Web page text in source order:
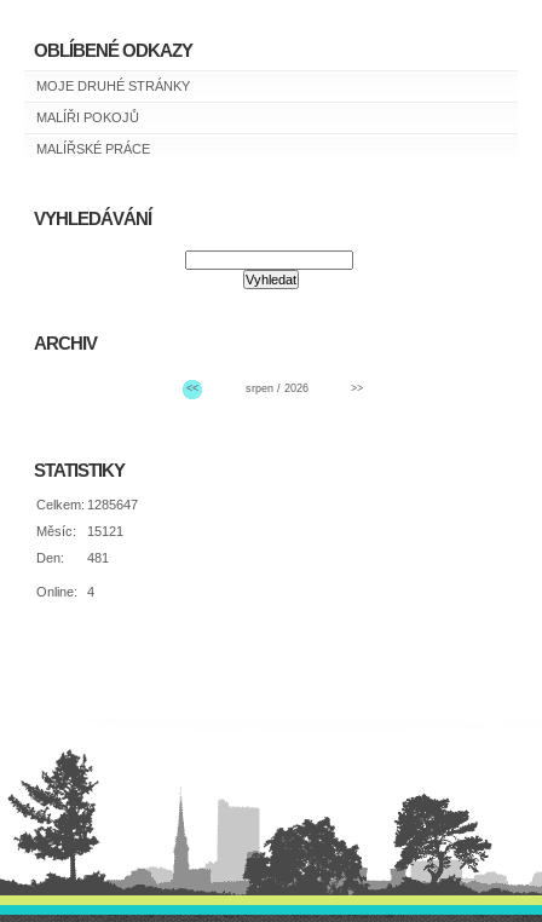
OBLÍBENÉ ODKAZY
MOJE DRUHÉ STRÁNKY
MALÍŘI POKOJŮ
MALÍŘSKÉ PRÁCE
VYHLEDÁVÁNÍ
ARCHIV
<< srpen / 2026 >>
STATISTIKY
Online: 4
Celkem: 1285647
Měsíc:
15121
Den:
481